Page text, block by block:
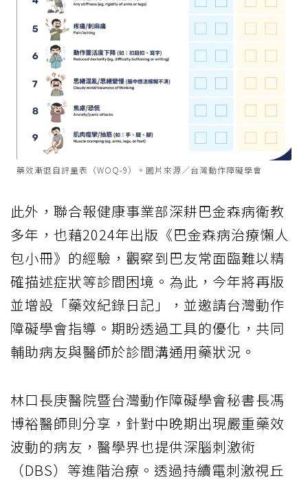
藥效漸退自評量表（WOQ-9）。圖片來源／台灣動作障礙學會
此外，聯合報健康事業部深耕巴金森病衛教
多年，也藉2024年出版《巴金森病治療懶人
包小冊》的經驗，觀察到巴友常面臨難以精
確描述症狀等診間困境。為此，今年將再版
並增設「藥效紀錄日記」，並邀請台灣動作
障礙學會指導。期盼透過工具的優化，共同
輔助病友與醫師於診間溝通用藥狀況。
林口長庚醫院暨台灣動作障礙學會秘書長馮
博裕醫師則分享，針對中晚期出現嚴重藥效
波動的病友，醫學界也提供深腦刺激術
（DBS）等進階治療。透過持續電刺激視丘